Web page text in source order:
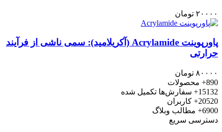
۲۰۰۰۰ تومان
پاورپوینت Acrylamide (آکریلامید): سمی ناشی از فرآیند
حرارتی
۸۰۰۰۰ تومان
890+
محصولات
15132+
سفارش‌ها تکمیل شده
20520+
کاربران
6900+
مطالب وبلاگ
دسترسی سریع